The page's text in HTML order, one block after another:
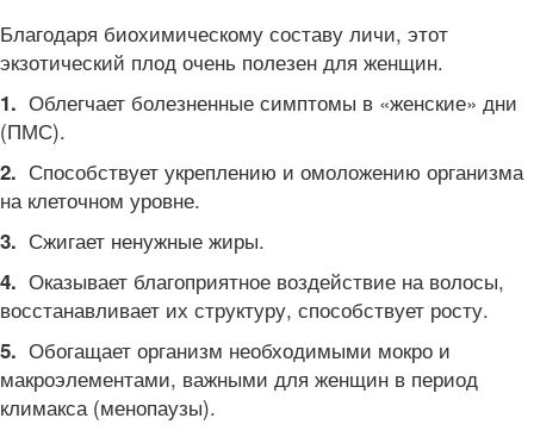
Благодаря биохимическому составу личи, этот
экзотический плод очень полезен для женщин.
1. Облегчает болезненные симптомы в «женские» дни
(ПМС).
2. Способствует укреплению и омоложению организма
на клеточном уровне.
3. Сжигает ненужные жиры.
4. Оказывает благоприятное воздействие на волосы,
восстанавливает их структуру, способствует росту.
5. Обогащает организм необходимыми мокро и
макроэлементами, важными для женщин в период
климакса (менопаузы).